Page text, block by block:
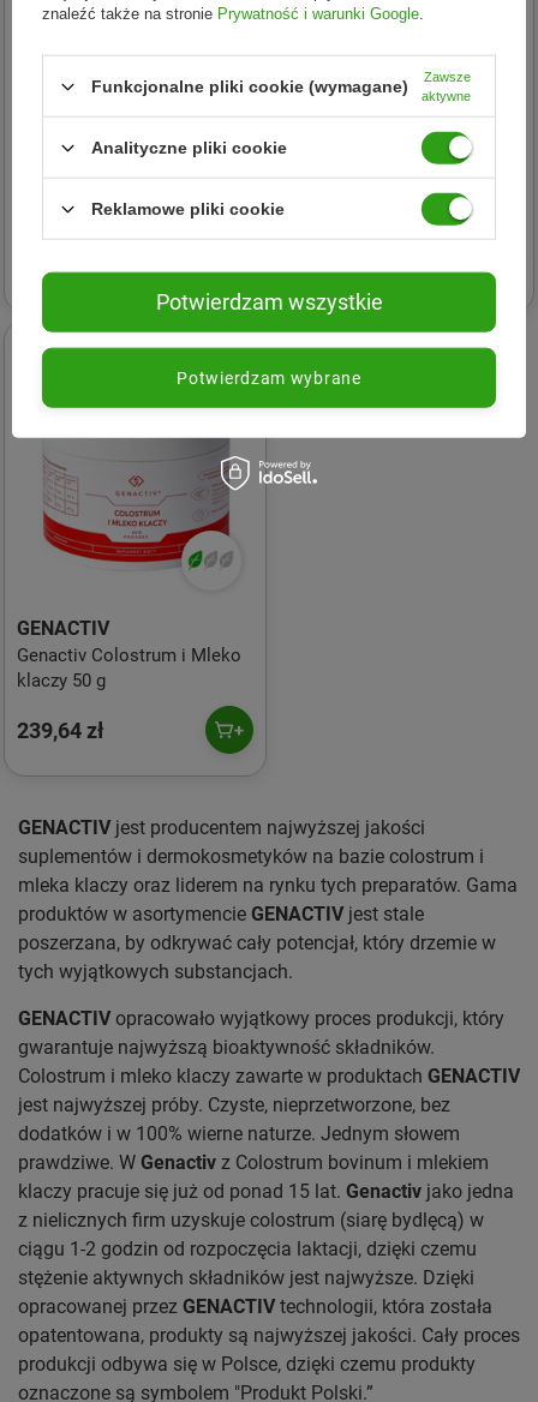
Colostrum do skóry głowy i
włosów 250ml
203,59 zł
Genactiv Fiberbiom
Arabinogalaktan +
Colostrum saszetki 6 g x 15
saszetek
150,30 zł
GENACTIV
Genactiv Colostrum i Mleko
klaczy 50 g
239,64 zł
GENACTIVjest producentem najwyższej jakości
suplementów i dermokosmetyków na bazie colostrum i
mleka klaczy oraz liderem na rynku tych preparatów. Gama
produktów w asortymencie GENACTIVjest stale
poszerzana, by odkrywać cały potencjał, który drzemie w
tych wyjątkowych substancjach.
GENACTIVopracowało wyjątkowy proces produkcji, który
gwarantuje najwyższą bioaktywność składników.
Colostrum i mleko klaczy zawarte w produktach GENACTIV
jest najwyższej próby. Czyste, nieprzetworzone, bez
dodatków i w 100% wierne naturze. Jednym słowem
prawdziwe. W Genactiv z Colostrum bovinum i mlekiem
klaczy pracuje się już od ponad 15 lat. Genactiv jako jedna
z nielicznych firm uzyskuje colostrum (siarę bydlęcą) w
ciągu 1-2 godzin od rozpoczęcia laktacji, dzięki czemu
stężenie aktywnych składników jest najwyższe. Dzięki
opracowanej przez GENACTIVtechnologii, która została
opatentowana, produkty są najwyższej jakości. Cały proces
produkcji odbywa się w Polsce, dzięki czemu produkty
oznaczone są symbolem "Produkt Polski.”
znaleźć także na stronie Prywatność i warunki Google
Funkcjonalne pliki cookie (wymagane)
Zawsze
aktywne
Analityczne pliki cookie
Reklamowe pliki cookie
Potwierdzam wybrane
Potwierdzam wszystkie